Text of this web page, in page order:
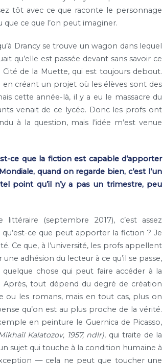
tôt avec ce que raconte le personnage
ce que l’on peut imaginer.
Drancy se trouve un wagon dans lequel
qu’elle est passée devant sans savoir ce
Cité de la Muette, qui est toujours debout.
créant un projet où les élèves sont des
cette année-là, il y a eu le massacre du
venait de ce lycée. Donc les profs ont
à la question, mais l’idée m’est venue
ce que la fiction est capable d’apporter
quand on regarde bien, c’est l’un
point qu’il n’y a pas un trimestre, peu
(septembre 2017), c’est assez
ce que peut apporter la fiction ? Je
Ce que, à l’université, les profs appellent
adhésion du lecteur à ce qu’il se passe,
quelque chose qui peut faire accéder à la
Après, tout dépend du degré de création
ou les romans, mais en tout cas, plus on
qu’on est au plus proche de la vérité.
en peinture le Guernica de Picasso,
Kalatozov, 1957, ndlr), qui traite de la
sujet qui touche à la condition humaine à
— cela ne peut que toucher une